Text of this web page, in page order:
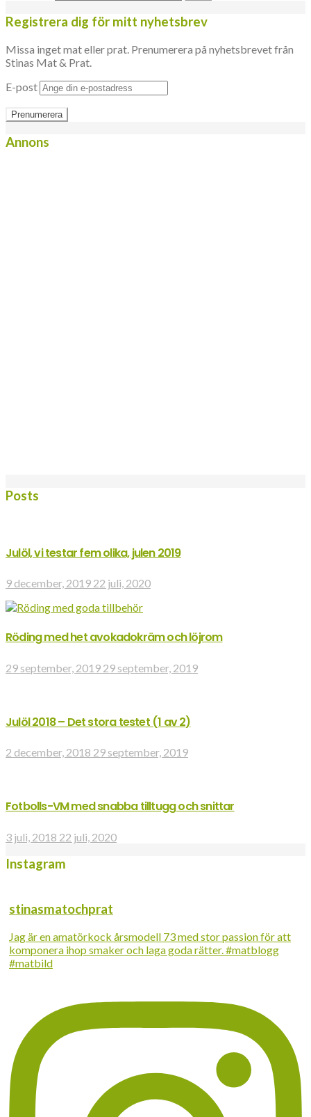
Registrera dig för mitt nyhetsbrev
Missa inget mat eller prat. Prenumerera på nyhetsbrevet från
Stinas Mat & Prat.
E-post
Annons
Posts
Julöl, vi testar fem olika, julen 2019
9 december, 2019 22 juli, 2020
Röding med het avokadokräm och löjrom
29 september, 2019 29 september, 2019
Julöl 2018 – Det stora testet (1 av 2)
2 december, 2018 29 september, 2019
Fotbolls-VM med snabba tilltugg och snittar
3 juli, 2018 22 juli, 2020
Instagram
stinasmatochprat
Jag är en amatörkock årsmodell 73 med stor passion för att
komponera ihop smaker och laga goda rätter. #matblogg
#matbild